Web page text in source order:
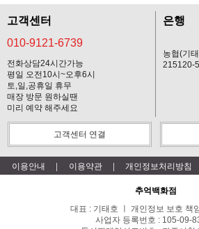
고객센터
010-9121-6739
전화상담24시간가능
평일 오전10시~오후6시
토,일,공휴일 휴무
매장 방문 원하실땐
미리 예약 해주세요
은행
농협(기
215120-
고객센터 연결
이용안내 이용약관 개인정보처리방침
추억백화점
대표 : 기태호 ㅣ 개인정보 보호 책
사업자 등록번호 : 105-09-